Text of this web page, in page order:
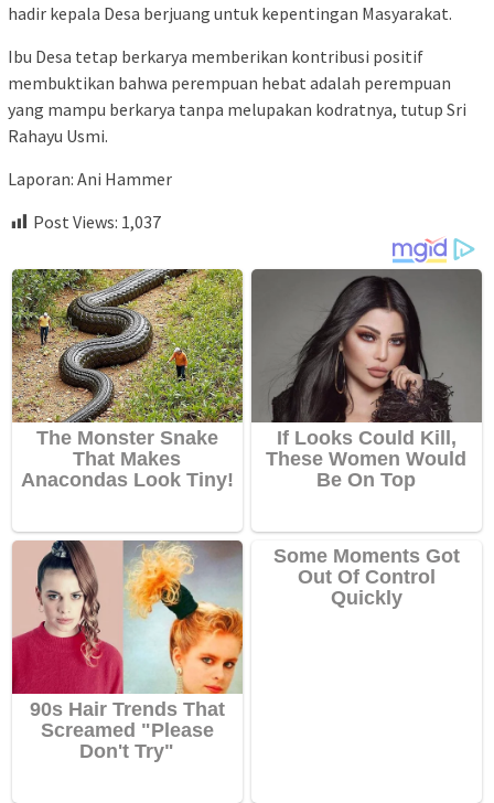
hadir kepala Desa berjuang untuk kepentingan Masyarakat.
Ibu Desa tetap berkarya memberikan kontribusi positif
membuktikan bahwa perempuan hebat adalah perempuan
yang mampu berkarya tanpa melupakan kodratnya, tutup Sri
Rahayu Usmi.
Laporan: Ani Hammer
Post Views: 1,037